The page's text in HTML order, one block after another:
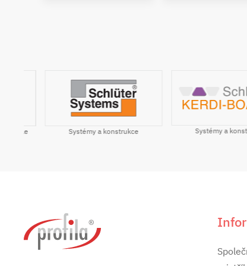
Systémy a konstrukce Systémy a konstrukce